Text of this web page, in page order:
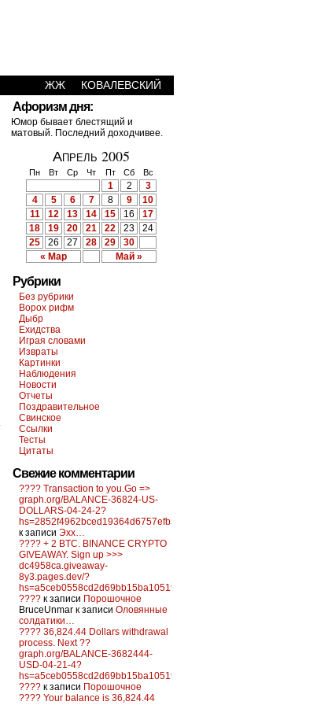
ЖЖ КОВАЛЕВСКИЙ
Афоризм дня:
Юмор бывает блестящий и
матовый. Последний доходчивее.
Апрель 2005
Пн Вт Ср Чт Пт Сб Вс
« Мар Май »
1 2
3
4
5 6 7 8 9
10
11
12 13 14 15 16
17
18
19 20 21 22 23
24
25
26 27 28 29 30
Рубрики
Без рубрики
Ворох рифм
Дыбр
Ехидства
Играя словами
Извраты
Картинки
Наблюдения
Новости
Отчеты
Поздравительное
Свинское
Ссылки
Тесты
Цитаты
Свежие комментарии
???? Transaction to you.Go =>
graph.org/BALANCE-36824-US-
DOLLARS-04-24-2?
hs=2852f4962bced19364d6757efb5f6a84&
к записи Эхх…
???? + 2 BTC. BINANCE CRYPTO
GIVEAWAY. Sign up >>>
dc4958ca.giveaway-
8y3.pages.dev/?
hs=a5ceb0558cd2d69bb15ba10519f0d6c2&
???? к записи Порошочное
BruceUnmar к записи Оловянные
солдатики…
???? 36,824.44 Dollars withdrawal
process. Next ??
graph.org/BALANCE-3682444-
USD-04-21-4?
hs=a5ceb0558cd2d69bb15ba10519f0d6c2&
???? к записи Порошочное
???? Your balance is 36,824.44